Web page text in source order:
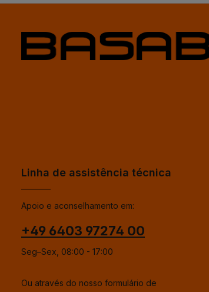
Linha de assistência técnica
Apoio e aconselhamento em:
+49 6403 97274 00
Seg–Sex, 08:00 - 17:00
Ou através do nosso formulário de